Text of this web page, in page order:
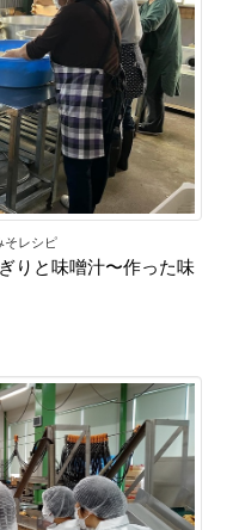
そレシピ
りと味噌汁〜作った味